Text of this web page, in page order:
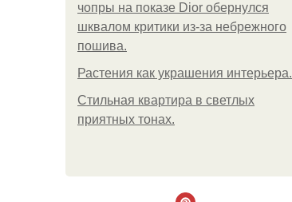
чопры на показе Dior обернулся
шквалом критики из-за небрежного
пошива.
Растения как украшения интерьера.
Стильная квартира в светлых
приятных тонах.